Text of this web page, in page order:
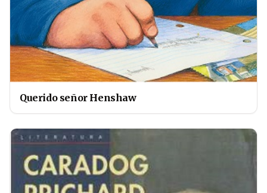
Querido señor Henshaw